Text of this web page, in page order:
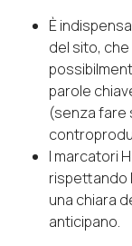
È
del sito,
parole
(senza fare
I marcatori
rispettando
una chiara
anticipano.